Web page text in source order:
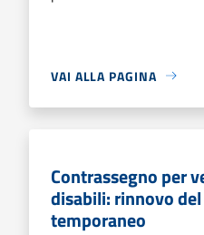
VAI ALLA PAGINA
Contrassegno per
disabili: rinnovo
temporaneo